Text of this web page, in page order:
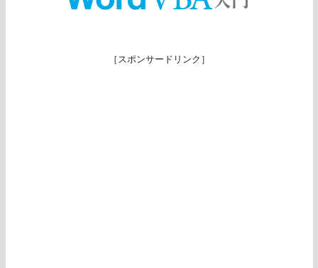
［スポンサードリンク］